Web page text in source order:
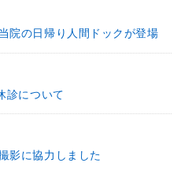
院の日帰り人間ドックが登場
診について
影に協力しました